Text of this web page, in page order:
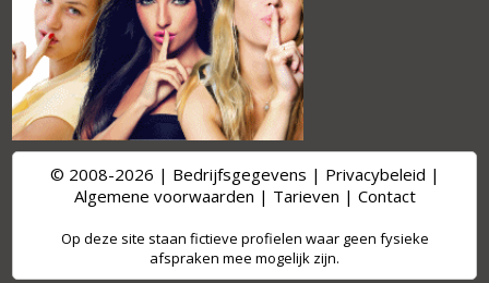
© 2008-2026 | Bedrijfsgegevens | Privacybeleid |
Algemene voorwaarden | Tarieven | Contact
Op deze site staan fictieve profielen waar geen fysieke
afspraken mee mogelijk zijn.